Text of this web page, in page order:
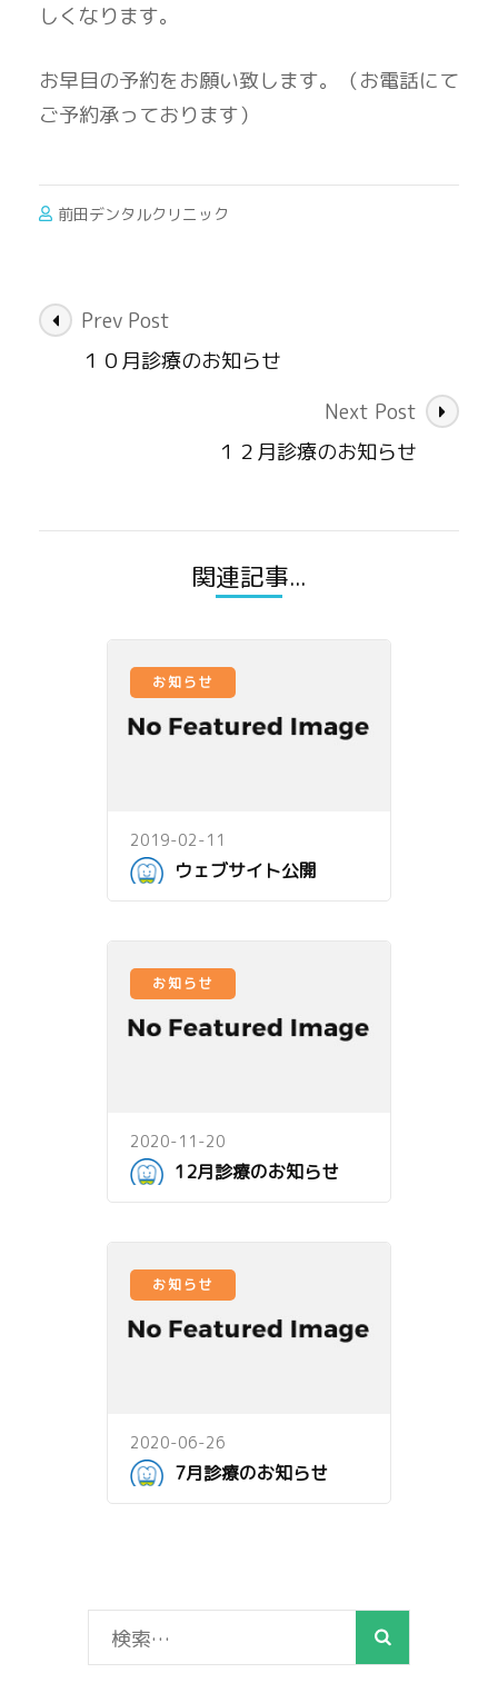
しくなります。
お早目の予約をお願い致します。（お電話にて
ご予約承っております）
前田デンタルクリニック
Post
Navigation
Prev Post
１０月診療のお知らせ
Next Post
１２月診療のお知らせ
関連記事...
お知らせ
2019-02-11
ウェブサイト公開
お知らせ
2020-11-20
12月診療のお知らせ
お知らせ
2020-06-26
7月診療のお知らせ
検
索: